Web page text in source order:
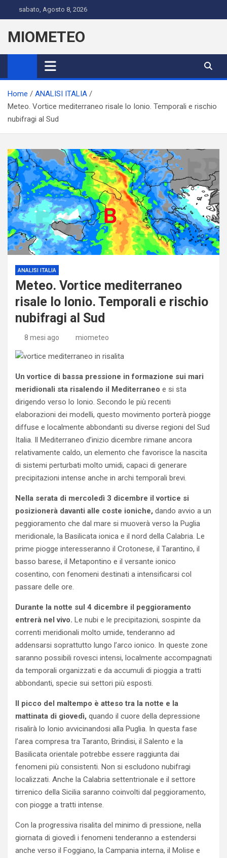
to
content
sabato, Agosto 8, 2026
MIOMETEO
Home
ANALISI ITALIA
Meteo. Vortice mediterraneo risale lo Ionio. Temporali e rischio
nubifragi al Sud
ANALISI ITALIA
Meteo. Vortice mediterraneo
risale lo Ionio. Temporali e rischio
nubifragi al Sud
8 mesi ago miometeo
Un vortice di bassa pressione in formazione sui mari
meridionali sta risalendo il Mediterraneo e si sta
dirigendo verso lo Ionio. Secondo le più recenti
elaborazioni dei modelli, questo movimento porterà piogge
diffuse e localmente abbondanti su diverse regioni del Sud
Italia. Il Mediterraneo d’inizio dicembre rimane ancora
relativamente caldo, un elemento che favorisce la nascita
di sistemi perturbati molto umidi, capaci di generare
precipitazioni intense anche in archi temporali brevi.
Nella serata di mercoledì 3 dicembre il vortice si
posizionerà davanti alle coste ioniche, dando avvio a un
peggioramento che dal mare si muoverà verso la Puglia
meridionale, la Basilicata ionica e il nord della Calabria. Le
prime piogge interesseranno il Crotonese, il Tarantino, il
basso barese, il Metapontino e il versante ionico
cosentino, con fenomeni destinati a intensificarsi col
passare delle ore.
Durante la notte sul 4 dicembre il peggioramento
entrerà nel vivo. Le nubi e le precipitazioni, sospinte da
correnti meridionali molto umide, tenderanno ad
addensarsi soprattutto lungo l’arco ionico. In queste zone
saranno possibili rovesci intensi, localmente accompagnati
da temporali organizzati e da accumuli di pioggia a tratti
abbondanti, specie sui settori più esposti.
Il picco del maltempo è atteso tra la notte e la
mattinata di giovedì, quando il cuore della depressione
risalirà lo Ionio avvicinandosi alla Puglia. In questa fase
l’area compresa tra Taranto, Brindisi, il Salento e la
Basilicata orientale potrebbe essere raggiunta dai
fenomeni più consistenti. Non si escludono nubifragi
localizzati. Anche la Calabria settentrionale e il settore
tirrenico della Sicilia saranno coinvolti dal peggioramento,
con piogge a tratti intense.
Con la progressiva risalita del minimo di pressione, nella
giornata di giovedì i fenomeni tenderanno a estendersi
anche verso il Foggiano, la Campania interna, il Molise e